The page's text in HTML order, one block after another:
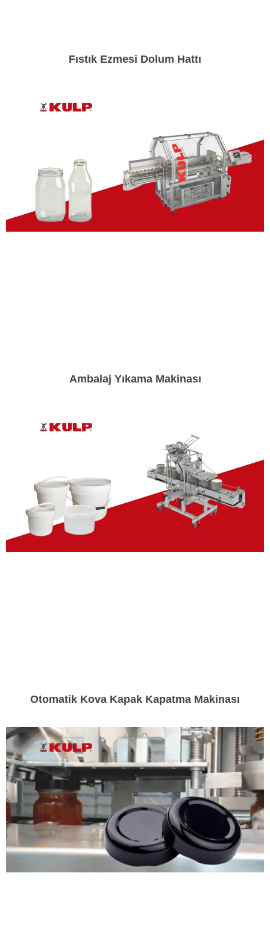
Fıstık Ezmesi Dolum Hattı
Ambalaj Yıkama Makinası
Otomatik Kova Kapak Kapatma Makinası